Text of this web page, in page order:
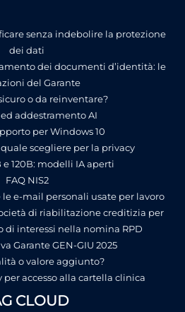
senza indebolire la protezione
dei dati
dei documenti d’identità: le
del Garante
o da reinventare?
addestramento AI
per Windows 10
scegliere per la privacy
e 120B: modelli IA aperti
FAQ NIS2
le e-mail personali usate per lavoro
di riabilitazione creditizia per
di interessi nella nomina RPD
Garante GEN-GIU 2025
o valore aggiunto?
per accesso alla cartella clinica
CLOUD